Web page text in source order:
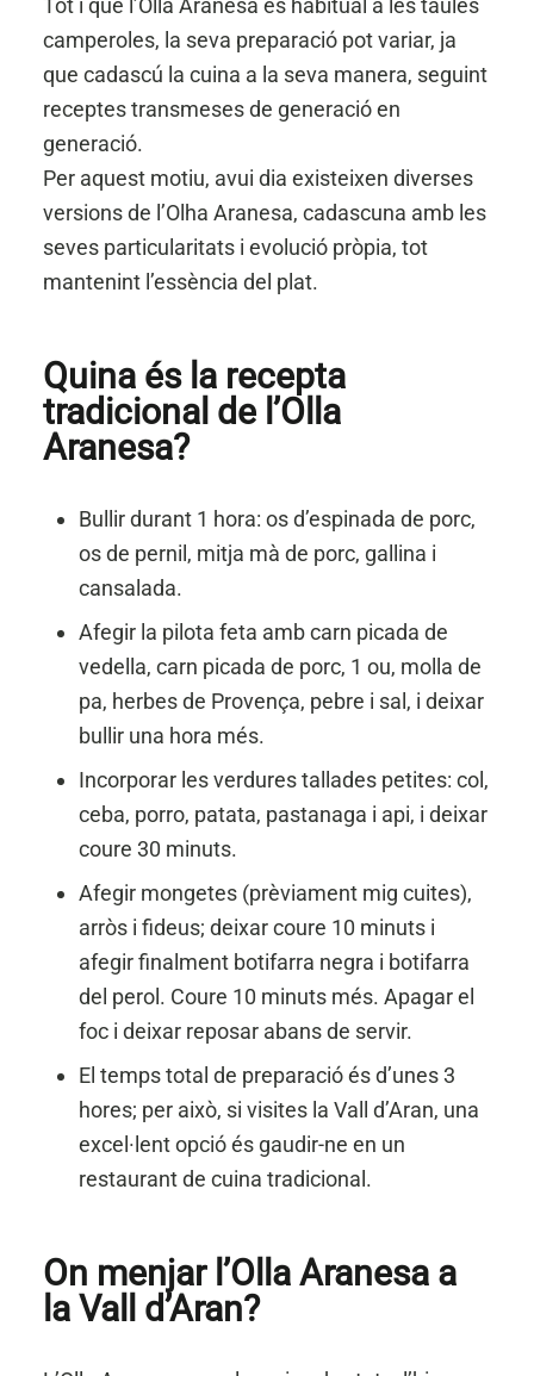
Tot i que l’Olla Aranesa és habitual a les taules
camperoles, la seva preparació pot variar, ja
que cadascú la cuina a la seva manera, seguint
receptes transmeses de generació en
generació.
Per aquest motiu, avui dia existeixen diverses
versions de l’Olha Aranesa, cadascuna amb les
seves particularitats i evolució pròpia, tot
mantenint l’essència del plat.
Quina és la recepta
tradicional de l’Olla
Aranesa?
Bullir durant 1 hora: os d’espinada de porc,
os de pernil, mitja mà de porc, gallina i
cansalada.
Afegir la pilota feta amb carn picada de
vedella, carn picada de porc, 1 ou, molla de
pa, herbes de Provença, pebre i sal, i deixar
bullir una hora més.
Incorporar les verdures tallades petites: col,
ceba, porro, patata, pastanaga i api, i deixar
coure 30 minuts.
Afegir mongetes (prèviament mig cuites),
arròs i fideus; deixar coure 10 minuts i
afegir finalment botifarra negra i botifarra
del perol. Coure 10 minuts més. Apagar el
foc i deixar reposar abans de servir.
El temps total de preparació és d’unes 3
hores; per això, si visites la Vall d’Aran, una
excel·lent opció és gaudir-ne en un
restaurant de cuina tradicional.
On menjar l’Olla Aranesa a
la Vall d’Aran?